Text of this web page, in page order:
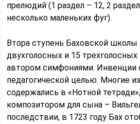
прелюдий (1 раздел – 12, 2
несколько маленьких фуг).
Втора ступень Баховской школы
двухголосных и 15
автором симфониями. Инвенции
педагогической целью. Многие
содержались в «Нотной
композитором для сына –
последствии, в 1723 году Бах